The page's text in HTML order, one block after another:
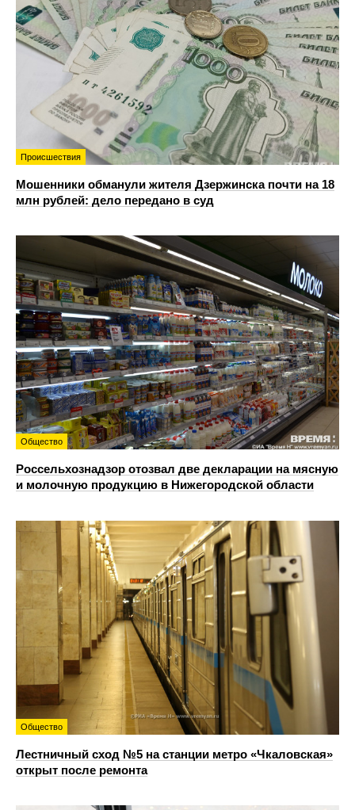
Происшествия
Мошенники обманули жителя Дзержинска почти на 18
млн рублей: дело передано в суд
Общество
Россельхознадзор отозвал две декларации на мясную
и молочную продукцию в Нижегородской области
Общество
Лестничный сход №5 на станции метро «Чкаловская»
открыт после ремонта